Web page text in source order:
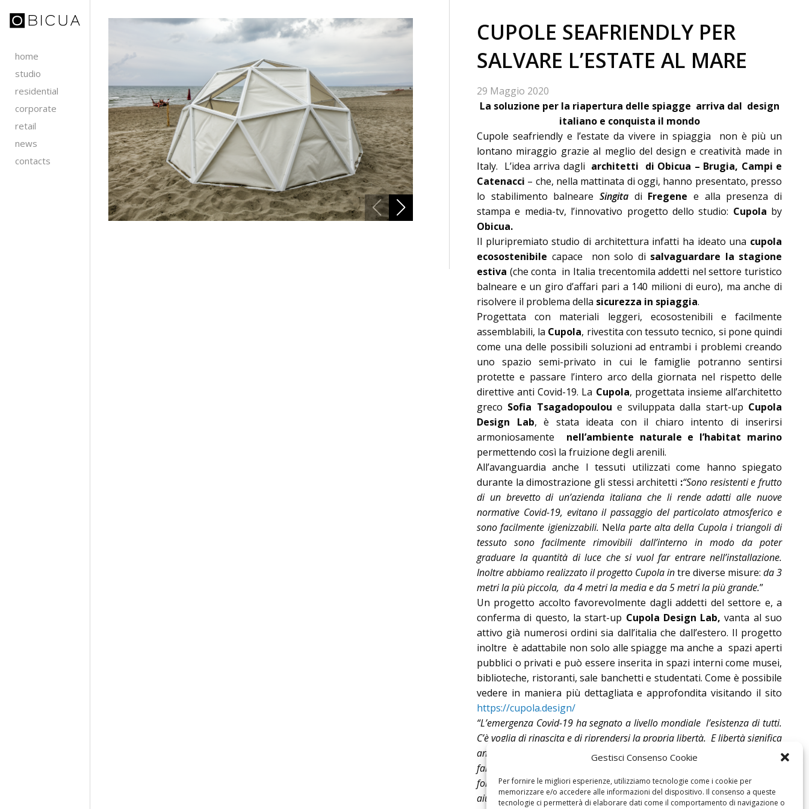
Gestisci Consenso Cookie
Per fornire le migliori esperienze, utilizziamo tecnologie come i cookie per
memorizzare e/o accedere alle informazioni del dispositivo. Il consenso a queste
tecnologie ci permetterà di elaborare dati come il comportamento di navigazione o
home
studio
residential
corporate
retail
news
contacts
CUPOLE SEAFRIENDLY PER
SALVARE L’ESTATE AL MARE
29 Maggio 2020
La soluzione per la riapertura delle spiagge arriva dal design
italiano e conquista il mondo
Cupole seafriendly e l’estate da vivere in spiaggia non è più un
lontano miraggio grazie al meglio del design e creatività made in
Italy. L’idea arriva dagli architetti di Obicua – Brugia, Campi e
Catenacci – che, nella mattinata di oggi, hanno presentato, presso
lo stabilimento balneare Singita di Fregenee alla presenza di
stampa e media-tv, l’innovativo progetto dello studio: Cupola by
Obicua.
Il pluripremiato studio di architettura infatti ha ideato una cupola
ecosostenibile capace non solo di salvaguardare la stagione
estiva (che conta in Italia trecentomila addetti nel settore turistico
balneare e un giro d’affari pari a 140 milioni di euro), ma anche di
risolvere il problema della sicurezza in spiaggia.
Progettata con materiali leggeri, ecosostenibili e facilmente
assemblabili, la Cupola, rivestita con tessuto tecnico, si pone quindi
come una delle possibili soluzioni ad entrambi i problemi creando
uno spazio semi-privato in cui le famiglie potranno sentirsi
protette e passare l’intero arco della giornata nel rispetto delle
direttive anti Covid-19. La Cupola, progettata insieme all’architetto
greco Sofia Tsagadopoulou e sviluppata dalla start-up Cupola
Design Lab, è stata ideata con il chiaro intento di inserirsi
armoniosamente
nell’ambiente naturale e l’habitat marino
permettendo così la fruizione degli arenili.
All’avanguardia anche I tessuti utilizzati come hanno spiegato
durante la dimostrazione gli stessi architetti :“Sono resistenti e frutto
di un brevetto di un’azienda italiana che li rende adatti alle nuove
normative Covid-19, evitano il passaggio del particolato atmosferico e
sono facilmente igienizzabili. Nella parte alta della Cupola i triangoli di
tessuto sono facilmente rimovibili dall’interno in modo da poter
graduare la quantità di luce che si vuol far entrare nell’installazione.
Inoltre abbiamo realizzato il progetto Cupola intre diverse misure: da 3
metri la più piccola, da 4 metri la media e da 5 metri la più grande.”
Un progetto accolto favorevolmente dagli addetti del settore e, a
conferma di questo, la start-up Cupola Design Lab,vanta al suo
attivo già numerosi ordini sia dall’italia che dall’estero. Il progetto
inoltre è adattabile non solo alle spiagge ma anche a spazi aperti
pubblici o privati e può essere inserita in spazi interni come musei,
biblioteche, ristoranti, sale banchetti e studentati. Come è possibile
vedere in maniera più dettagliata e approfondita visitando il sito
https://cupola.design/
“L’emergenza Covid-19 ha segnato a livello mondiale l’esistenza di tutti.
C’è voglia di rinascita e di riprendersi la propria libertà. E libertà significa
anche riuscire a passare una giornata in spiaggia con la propria
famiglia e gli amici… Per questo il nostro team ha sentito ancora più
forte il dovere di proporre un’alternativa creativa, sicura ed efficace per
aiutare – in maniera concreta- il nostro paese investito dalla pandemia.”